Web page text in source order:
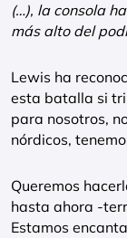
(…), la consola
más alto del
Lewis ha
esta batalla si
para nosotros,
nórdicos,
Queremos
hasta ahora -
Estamos